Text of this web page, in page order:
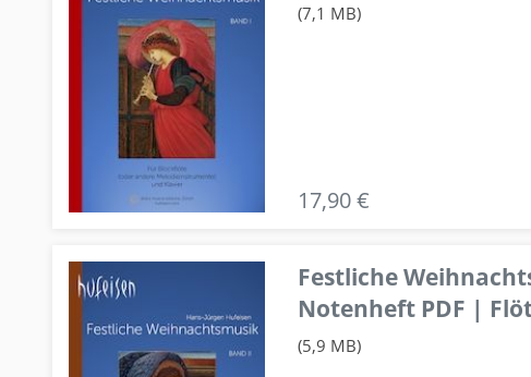
(7,1 MB)
17,90 €
Festliche
Notenheft PDF |
(5,9 MB)